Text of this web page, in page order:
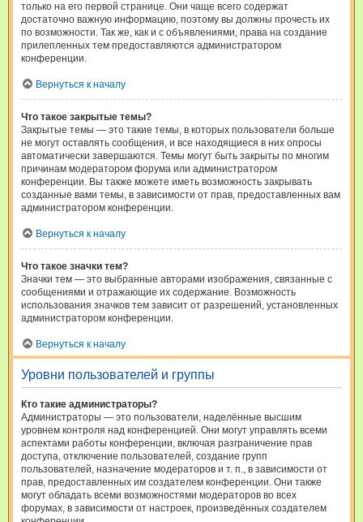
только на его первой странице. Они чаще всего содержат
достаточно важную информацию, поэтому вы должны прочесть их
по возможности. Так же, как и с объявлениями, права на создание
прилепленных тем предоставляются администратором
конференции.
Вернуться к началу
Что такое закрытые темы?
Закрытые темы — это такие темы, в которых пользователи больше
не могут оставлять сообщения, и все находящиеся в них опросы
автоматически завершаются. Темы могут быть закрыты по многим
причинам модератором форума или администратором
конференции. Вы также можете иметь возможность закрывать
созданные вами темы, в зависимости от прав, предоставленных вам
администратором конференции.
Вернуться к началу
Что такое значки тем?
Значки тем — это выбранные авторами изображения, связанные с
сообщениями и отражающие их содержание. Возможность
использования значков тем зависит от разрешений, установленных
администратором конференции.
Вернуться к началу
Уровни пользователей и группы
Кто такие администраторы?
Администраторы — это пользователи, наделённые высшим
уровнем контроля над конференцией. Они могут управлять всеми
аспектами работы конференции, включая разграничение прав
доступа, отключение пользователей, создание групп
пользователей, назначение модераторов и т. п., в зависимости от
прав, предоставленных им создателем конференции. Они также
могут обладать всеми возможностями модераторов во всех
форумах, в зависимости от настроек, произведённых создателем